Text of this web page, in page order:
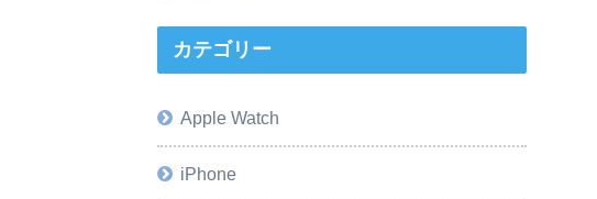
カテゴリー
Apple Watch
iPhone